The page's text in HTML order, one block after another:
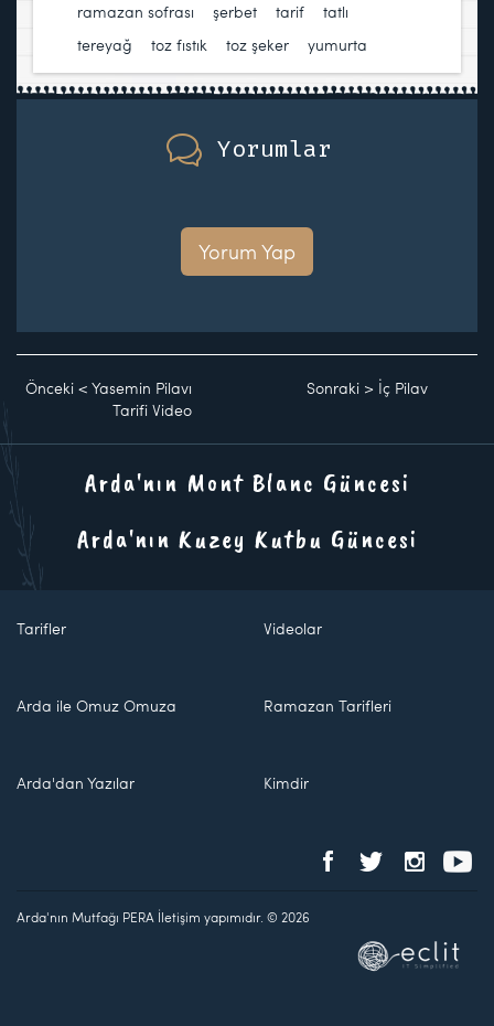
ramazan sofrası
şerbet tarif tatlı
tereyağ
toz fıstık toz şeker yumurta
Yorumlar
Yorum Yap
Önceki < Yasemin Pilavı
Tarifi Video
Sonraki > İç Pilav
Arda'nın Mont Blanc Güncesi
Arda'nın Kuzey Kutbu Güncesi
Tarifler Videolar
Arda ile Omuz Omuza Ramazan Tarifleri
Arda'dan Yazılar Kimdir
Arda'nın Mutfağı PERA İletişim yapımıdır. © 2026